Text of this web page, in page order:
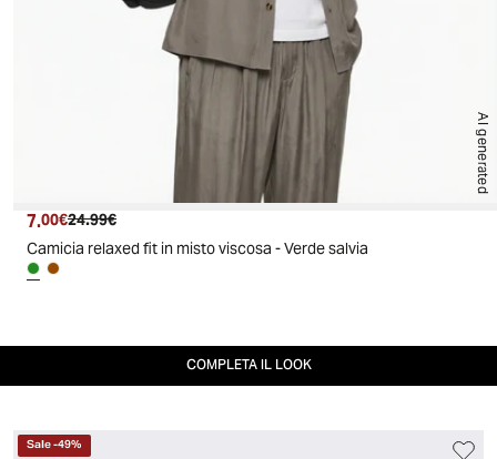
AI generated
Prezzo attuale
7.00€ Prezzo originale
24.99€
Camicia relaxed fit in misto viscosa - Verde salvia
COMPLETA IL LOOK
Sale-49%